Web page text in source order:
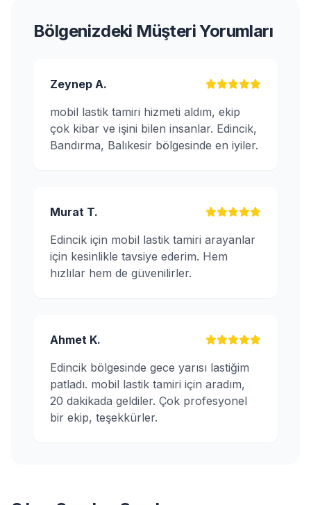
Bölgenizdeki Müşteri Yorumları
Zeynep A.
mobil lastik tamiri hizmeti aldım, ekip
çok kibar ve işini bilen insanlar. Edincik,
Bandırma, Balıkesir bölgesinde en iyiler.
Murat T.
Edincik için mobil lastik tamiri arayanlar
için kesinlikle tavsiye ederim. Hem
hızlılar hem de güvenilirler.
Ahmet K.
Edincik bölgesinde gece yarısı lastiğim
patladı. mobil lastik tamiri için aradım,
20 dakikada geldiler. Çok profesyonel
bir ekip, teşekkürler.